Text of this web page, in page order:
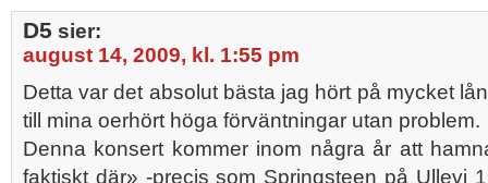
D5 sier:
august 14, 2009, kl. 1:55 pm
Detta var det absolut bästa jag hört på mycket
till mina oerhört höga förväntningar utan problem.
Denna konsert kommer inom några år att
faktiskt där» -precis som Springsteen på Ullevi